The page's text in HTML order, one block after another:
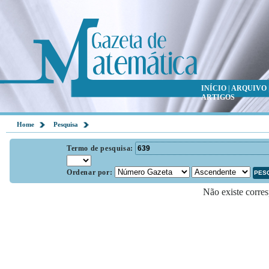
INÍCIO ARQUIVO
ARTIGOS
Home Pesquisa
Termo de pesquisa:
Ordenar por:
Não existe